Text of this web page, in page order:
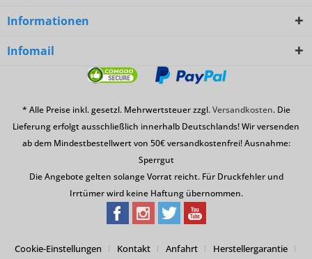
Informationen
Infomail
* Alle Preise inkl. gesetzl. Mehrwertsteuer zzgl.Versandkosten. Die
Lieferung erfolgt ausschließlich innerhalb Deutschlands! Wir versenden
ab dem Mindestbestellwert von 50€ versandkostenfrei! Ausnahme:
Sperrgut
Die Angebote gelten solange Vorrat reicht. Für Druckfehler und
Irrtümer wird keine Haftung übernommen.
Cookie-Einstellungen Kontakt Anfahrt Herstellergarantie